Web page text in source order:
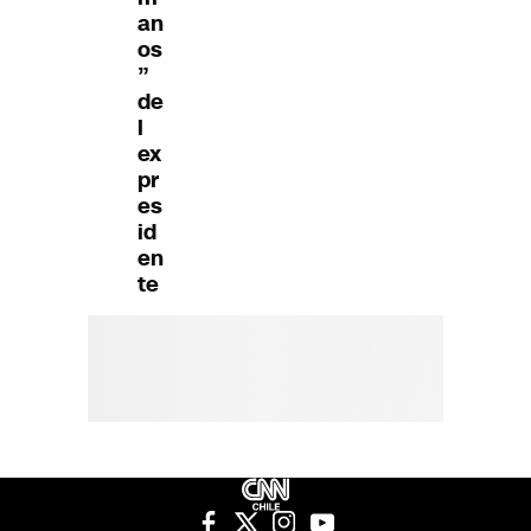
an
os
”
de
l
ex
pr
es
id
en
te